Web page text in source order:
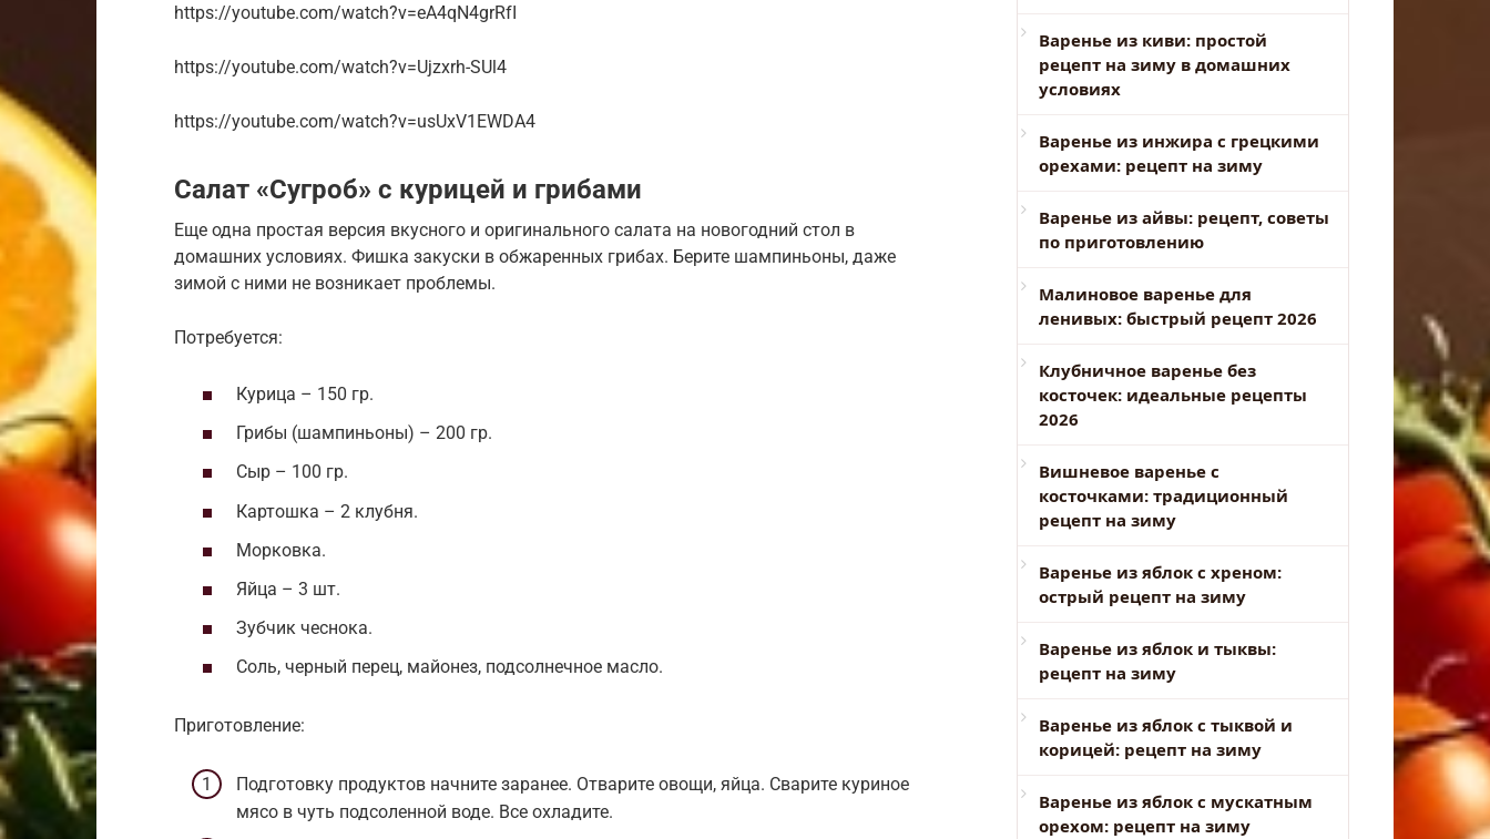
https://youtube.com/watch?v=eA4qN4grRfI
https://youtube.com/watch?v=Ujzxrh-SUl4
https://youtube.com/watch?v=usUxV1EWDA4
Салат «Сугроб» с курицей и грибами
Еще одна простая версия вкусного и оригинального салата на новогодний стол в
домашних условиях. Фишка закуски в обжаренных грибах. Берите шампиньоны, даже
зимой с ними не возникает проблемы.
Потребуется:
Курица – 150 гр.
Грибы (шампиньоны) – 200 гр.
Сыр – 100 гр.
Картошка – 2 клубня.
Морковка.
Яйца – 3 шт.
Зубчик чеснока.
Соль, черный перец, майонез, подсолнечное масло.
Приготовление:
Подготовку продуктов начните заранее. Отварите овощи, яйца. Сварите куриное
мясо в чуть подсоленной воде. Все охладите.
Варенье из киви: простой
рецепт на зиму в домашних
условиях
Варенье из инжира с грецкими
орехами: рецепт на зиму
Варенье из айвы: рецепт, советы
по приготовлению
Малиновое варенье для
ленивых: быстрый рецепт 2026
Клубничное варенье без
косточек: идеальные рецепты
2026
Вишневое варенье с
косточками: традиционный
рецепт на зиму
Варенье из яблок с хреном:
острый рецепт на зиму
Варенье из яблок и тыквы:
рецепт на зиму
Варенье из яблок с тыквой и
корицей: рецепт на зиму
Варенье из яблок с мускатным
орехом: рецепт на зиму